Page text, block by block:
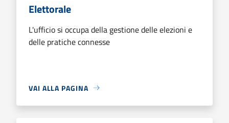
Elettorale
L'ufficio si occupa della gestione delle elezioni e
delle pratiche connesse
VAI ALLA PAGINA